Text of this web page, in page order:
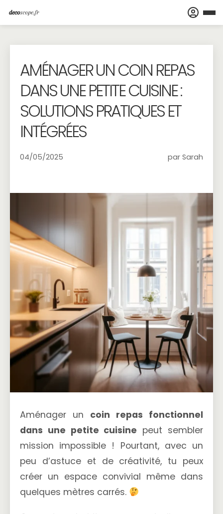
AMÉNAGER UN COIN REPAS
DANS UNE PETITE CUISINE :
SOLUTIONS PRATIQUES ET
INTÉGRÉES
04/05/2025 par Sarah
Aménager un coin repas fonctionnel
dans une petite cuisine peut sembler
mission impossible ! Pourtant, avec un
peu d’astuce et de créativité, tu peux
créer un espace convivial même dans
quelques mètres carrés.